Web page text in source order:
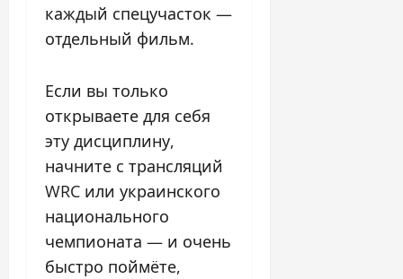
каждый спецучасток —
отдельный фильм.
Если вы только
открываете для себя
эту дисциплину,
начните с трансляций
WRC или украинского
национального
чемпионата — и очень
быстро поймёте,